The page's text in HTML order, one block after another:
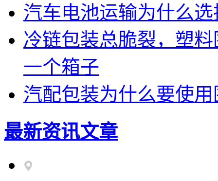
汽车电池运输为什么
冷链包装总脆裂，塑
一个箱子
汽配包装为什么要使
最新资讯文章